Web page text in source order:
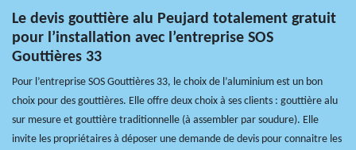
Le devis gouttière alu Peujard totalement gratuit
pour l’installation avec l’entreprise SOS
Gouttières 33
Pour l’entreprise SOS Gouttières 33, le choix de l’aluminium est un bon
choix pour des gouttières. Elle offre deux choix à ses clients : gouttière alu
sur mesure et gouttière traditionnelle (à assembler par soudure). Elle
invite les propriétaires à déposer une demande de devis pour connaitre les